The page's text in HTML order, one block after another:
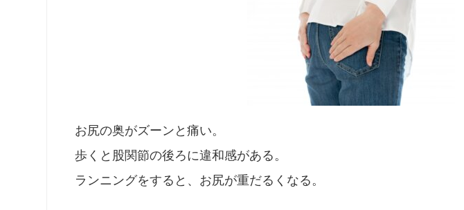
お尻の奥がズーンと痛い。
歩くと股関節の後ろに違和感がある。
ランニングをすると、お尻が重だるくなる。